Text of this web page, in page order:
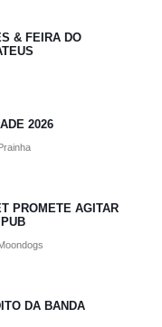
& FEIRA DO
2026
PROMETE AGITAR
DA BANDA